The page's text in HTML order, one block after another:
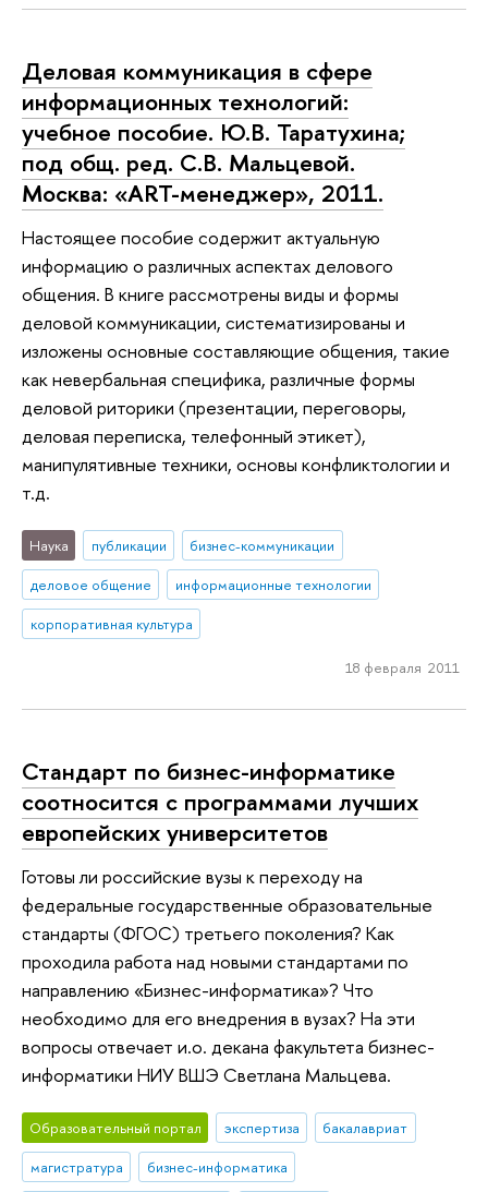
Деловая коммуникация в сфере
информационных технологий:
учебное пособие. Ю.В. Таратухина;
под общ. ред. С.В. Мальцевой.
Москва: «ART-менеджер», 2011.
Настоящее пособие содержит актуальную
информацию о различных аспектах делового
общения. В книге рассмотрены виды и формы
деловой коммуникации, систематизированы и
изложены основные составляющие общения, такие
как невербальная специфика, различные формы
деловой риторики (презентации, переговоры,
деловая переписка, телефонный этикет),
манипулятивные техники, основы конфликтологии и
т.д.
Наука публикации
бизнес-коммуникации
деловое общение
информационные технологии
корпоративная культура
18 февраля 2011
Стандарт по бизнес-информатике
соотносится с программами лучших
европейских университетов
Готовы ли российские вузы к переходу на
федеральные государственные образовательные
стандарты (ФГОС) третьего поколения? Как
проходила работа над новыми стандартами по
направлению «Бизнес-информатика»? Что
необходимо для его внедрения в вузах? На эти
вопросы отвечает и.о. декана факультета бизнес-
информатики НИУ ВШЭ Светлана Мальцева.
Образовательный портал экспертиза
бакалавриат
магистратура
бизнес-информатика